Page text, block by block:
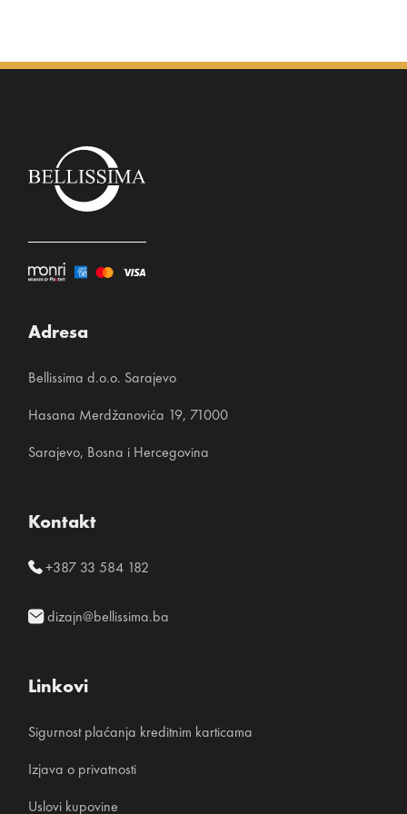
Adresa
Bellissima d.o.o. Sarajevo
Hasana Merdžanovića 19, 71000
Sarajevo, Bosna i Hercegovina
Kontakt
+387 33 584 182
dizajn@bellissima.ba
Linkovi
Sigurnost plaćanja kreditnim karticama
Izjava o privatnosti
Uslovi kupovine